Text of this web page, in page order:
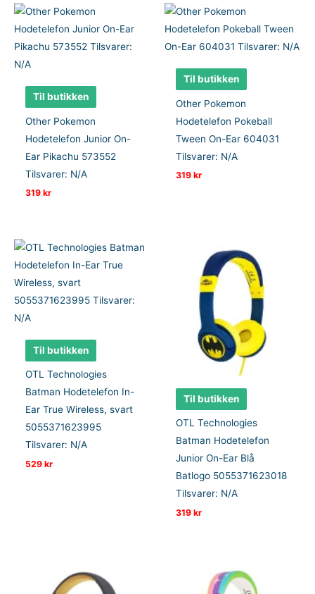
Til butikken
Other Pokemon
Hodetelefon Junior On-
Ear Pikachu 573552
Tilsvarer: N/A
319kr
Til butikken
Other Pokemon
Hodetelefon Pokeball
Tween On-Ear 604031
Tilsvarer: N/A
319kr
Til butikken
OTL Technologies
Batman Hodetelefon In-
Ear True Wireless, svart
5055371623995
Tilsvarer: N/A
529kr
Til butikken
OTL Technologies
Batman Hodetelefon
Junior On-Ear Blå
Batlogo 5055371623018
Tilsvarer: N/A
319kr